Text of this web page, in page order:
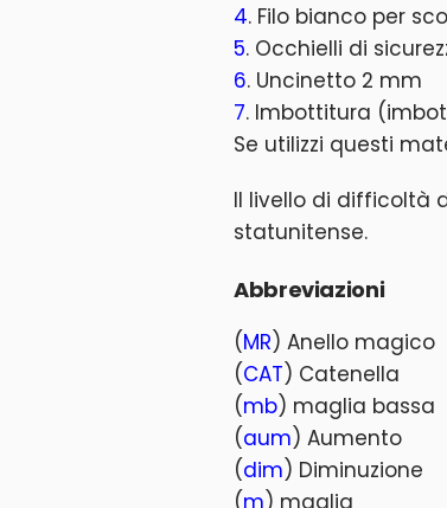
4. Filo bianco per
5. Occhielli di
6. Uncinetto 2 mm
7. Imbottitura
Se utilizzi questi
Il livello di difficoltà
statunitense.
Abbreviazioni
(MR) Anello magico
(CAT) Catenella
(mb) maglia bassa
(aum) Aumento
(dim) Diminuzione
(m) maglia